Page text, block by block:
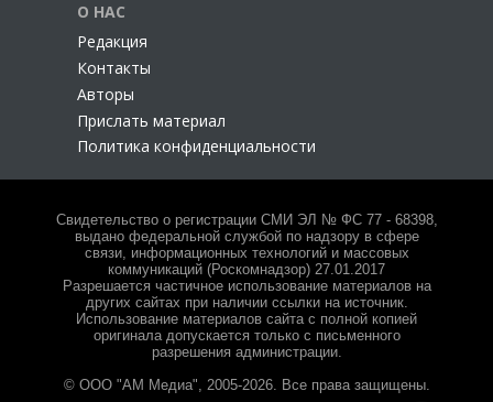
О НАС
Редакция
Контакты
Авторы
Прислать материал
Политика конфиденциальности
Свидетельство о регистрации СМИ ЭЛ № ФС 77 - 68398,
выдано федеральной службой по надзору в сфере
связи, информационных технологий и массовых
коммуникаций (Роскомнадзор) 27.01.2017
Разрешается частичное использование материалов на
других сайтах при наличии ссылки на источник.
Использование материалов сайта с полной копией
оригинала допускается только с письменного
разрешения администрации.
© ООО "АМ Медиа", 2005-2026. Все права защищены.